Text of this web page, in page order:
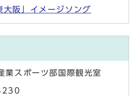
大阪」イメージソング
業スポーツ部国際観光室